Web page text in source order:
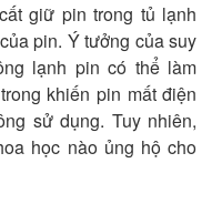
giữ pin trong tủ lạnh
pin. Ý tưởng của suy
lạnh pin có thể làm
khiến pin mất điện
sử dụng. Tuy nhiên,
học nào ủng hộ cho